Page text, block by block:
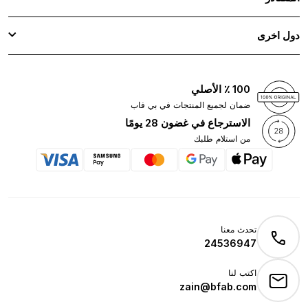
دول اخرى
100 ٪ الأصلي
ضمان لجميع المنتجات في بي فاب
الاسترجاع في غضون 28 يومًا
من استلام طلبك
تحدث معنا
24536947
اكتب لنا
zain@bfab.com